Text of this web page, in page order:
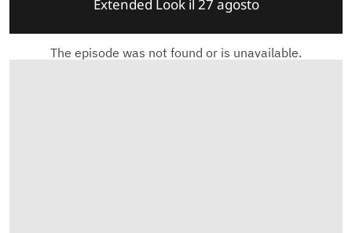
Extended Look il 27 agosto